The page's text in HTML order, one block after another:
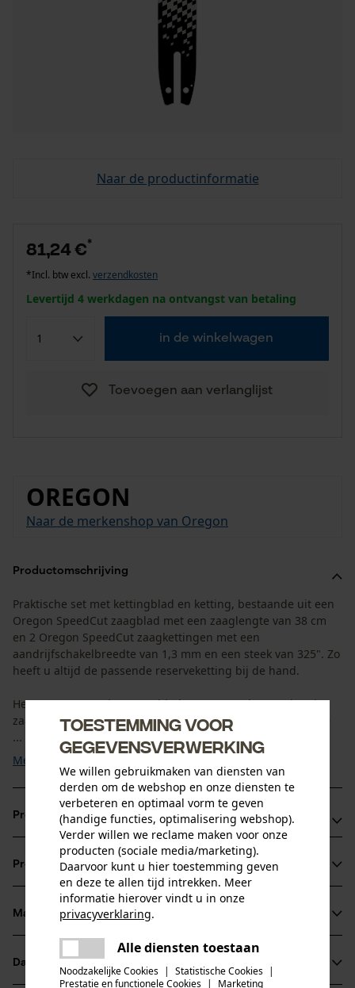
Naar de productinformatie
81,24 €*
*Incl. btw excl. verzendkosten
Levertijd 4 werkdagen na ontvangst van betaling
in de winkelwagen
Toevoegen aan verlanglijst
OREGON
Naar de merkenshop van Oregon
Productomschrijving
Praktische set met kettingblad en ketting, bestaande uit een
Oregon SpeedCut zaagblad met een zaaglengte van 38 cm
en 2 Oregon SpeedCut zaagkettingen met een
aandrijfschakelbreedte van 1,3 mm en een steek van 325". Zo
heeft u altijd de passende reserveketting bij de hand.
Het Oregon SpeedCut zaagblad scoort met de nauwkeurige
zaagsnede en de eenvoud in gebruik. De bijzonder stabiele
...
Meer tonen
Productvoordelen
Dankzij de smalle snede ontstaan er minder spaanders en
hebt u meer massief hout
Zaagketting met nieuw ontworpen snijtand voor betere
zaagprestaties, bijna geen naspannen nodig, eenvoudig en
Langere levensduur dankzij nieuw ontwikkelde
neustandwiel en hardere loopvlakken
Productinformatie
Productdetails
Activiteitstype
Materiaal & onderhoud
Materiaal
Datasheets
Toestemming voor
gegevensverwerking
We willen gebruikmaken van diensten van
derden om de webshop en onze diensten te
verbeteren en optimaal vorm te geven
(handige functies, optimalisering webshop).
Verder willen we reclame maken voor onze
producten (sociale media/marketing).
Daarvoor kunt u hier toestemming geven
en deze te allen tijd intrekken. Meer
informatie hierover vindt u in onze
privacyverklaring.
Alle diensten toestaan
Noodzakelijke Cookies | Statistische Cookies |
Prestatie en functionele Cookies | Marketing
Er is een fout opgetreden. Gelieve
het opnieuw te proberen.
delen